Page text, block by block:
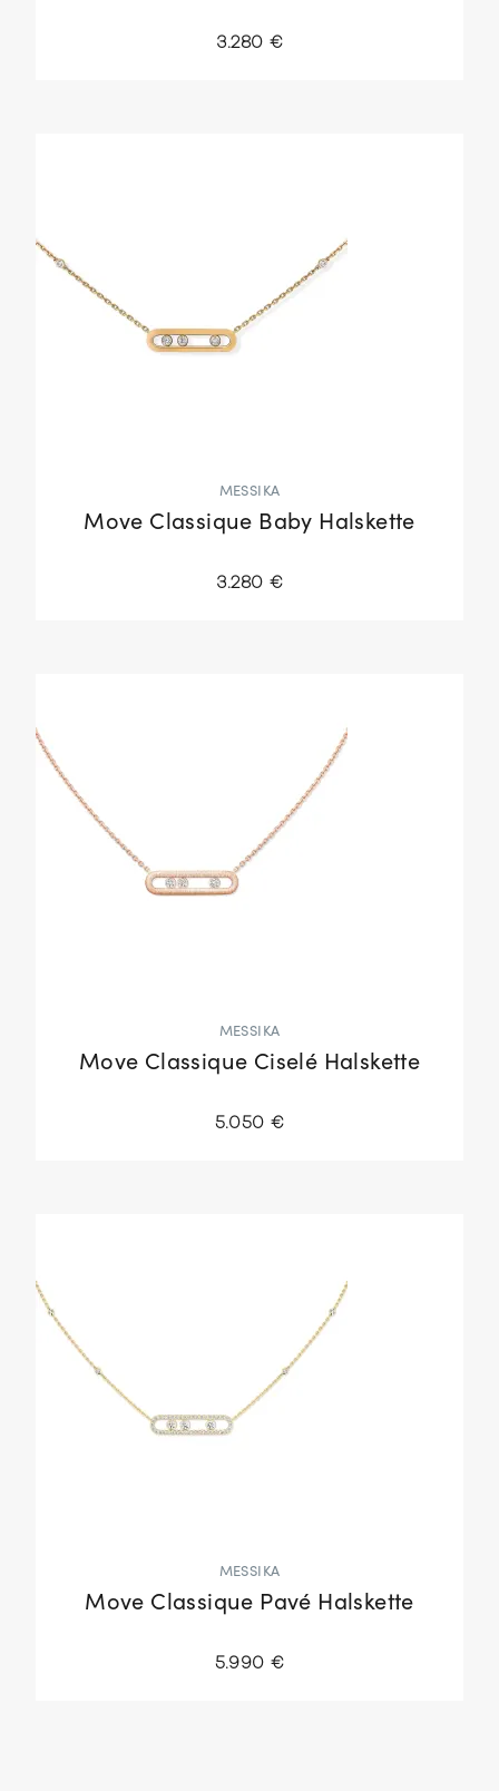
3.280 €
MESSIKA
Move Classique Baby Halskette
3.280 €
MESSIKA
Move Classique Ciselé Halskette
5.050 €
MESSIKA
Move Classique Pavé Halskette
5.990 €